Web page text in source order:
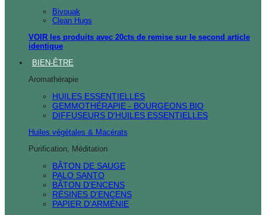
Bivouak
Clean Hugs
VOIR les produits avec 20cts de remise sur le second article
identique
BIEN-ÊTRE
Aromathérapie
HUILES ESSENTIELLES
GEMMOTHÉRAPIE - BOURGEONS BIO
DIFFUSEURS D'HUILES ESSENTIELLES
Huiles végétales & Macérats
Purification, Méditation
BÂTON DE SAUGE
PALO SANTO
BÂTON D'ENCENS
RÉSINES D'ENCENS
PAPIER D'ARMÉNIE